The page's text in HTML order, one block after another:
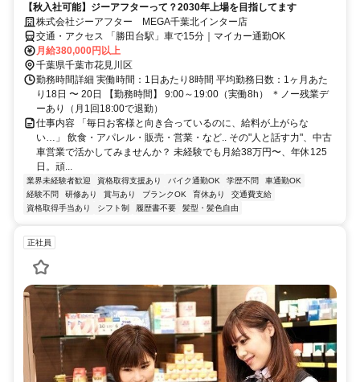
【秋入社可能】ジーアフターって？2030年上場を目指してます
株式会社ジーアフター MEGA千葉北インター店
交通・アクセス 「勝田台駅」車で15分｜マイカー通勤OK
月給380,000円以上
千葉県千葉市花見川区
勤務時間詳細 実働時間：1日あたり8時間 平均勤務日数：1ヶ月あた
り18日 〜 20日 【勤務時間】 9:00～19:00（実働8h） ＊ノー残業デ
ーあり（月1回18:00で退勤）
仕事内容 「毎日お客様と向き合っているのに、給料が上がらな
い…」 飲食・アパレル・販売・営業・など.. その"人と話す力"、中古
車営業で活かしてみませんか？ 未経験でも月給38万円〜、年休125
日。頑...
業界未経験者歓迎 資格取得支援あり バイク通勤OK 学歴不問
車通勤OK
経験不問
研修あり 賞与あり ブランクOK 育休あり
交通費支給
資格取得手当あり
シフト制 履歴書不要 髪型・髪色自由
正社員